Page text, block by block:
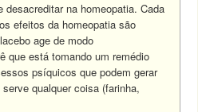
na homeopatia. Cada
efeitos da homeopatia são
age de modo
que está tomando um remédio
psíquicos que podem gerar
qualquer coisa (farinha,